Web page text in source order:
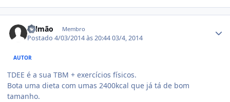
Salmão Membro
Postado4/03/2014 às 20:4403/4, 2014
AUTOR
TDEE é a sua TBM + exercícios físicos.
Bota uma dieta com umas 2400kcal que já tá de bom
tamanho.